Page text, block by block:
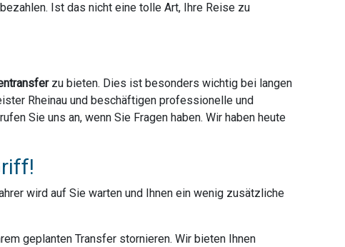
Ist das nicht eine tolle Art, Ihre Reise zu
zu bieten. Dies ist besonders wichtig bei langen
Rheinau und beschäftigen professionelle und
Sie uns an, wenn Sie Fragen haben. Wir haben heute
wird auf Sie warten und Ihnen ein wenig zusätzliche
geplanten Transfer stornieren. Wir bieten Ihnen